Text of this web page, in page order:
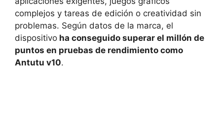
complejos y tareas de edición o creatividad sin
problemas. Según datos de la marca, el
dispositivo ha conseguido superar el millón de
puntos en pruebas de rendimiento como
Antutu v10.